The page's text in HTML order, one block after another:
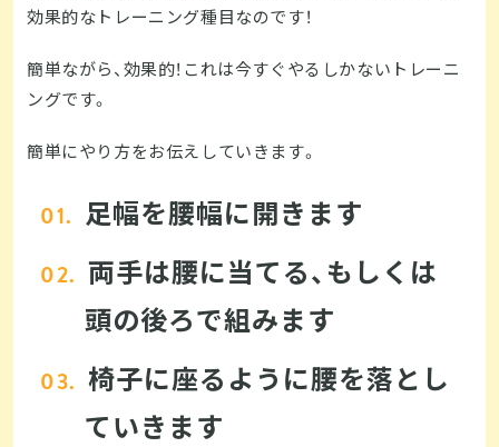
効果的なトレーニング種目なのです！
簡単ながら、効果的！これは今すぐやるしかないトレーニ
ングです。
簡単にやり方をお伝えしていきます。
足幅を腰幅に開きます
両手は腰に当てる、もしくは
頭の後ろで組みます
椅子に座るように腰を落とし
ていきます